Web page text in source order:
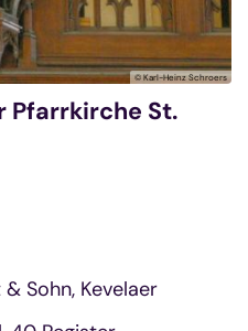
© Karl-Heinz Schroers
Pfarrkirche St.
Sohn, Kevelaer